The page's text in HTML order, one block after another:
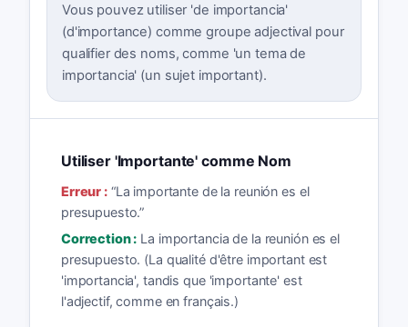
Vous pouvez utiliser 'de importancia'
(d'importance) comme groupe adjectival pour
qualifier des noms, comme 'un tema de
importancia' (un sujet important).
Utiliser 'Importante' comme Nom
Erreur :“La importante de la reunión es el
presupuesto.”
Correction : La importancia de la reunión es el
presupuesto. (La qualité d'être important est
'importancia', tandis que 'importante' est
l'adjectif, comme en français.)